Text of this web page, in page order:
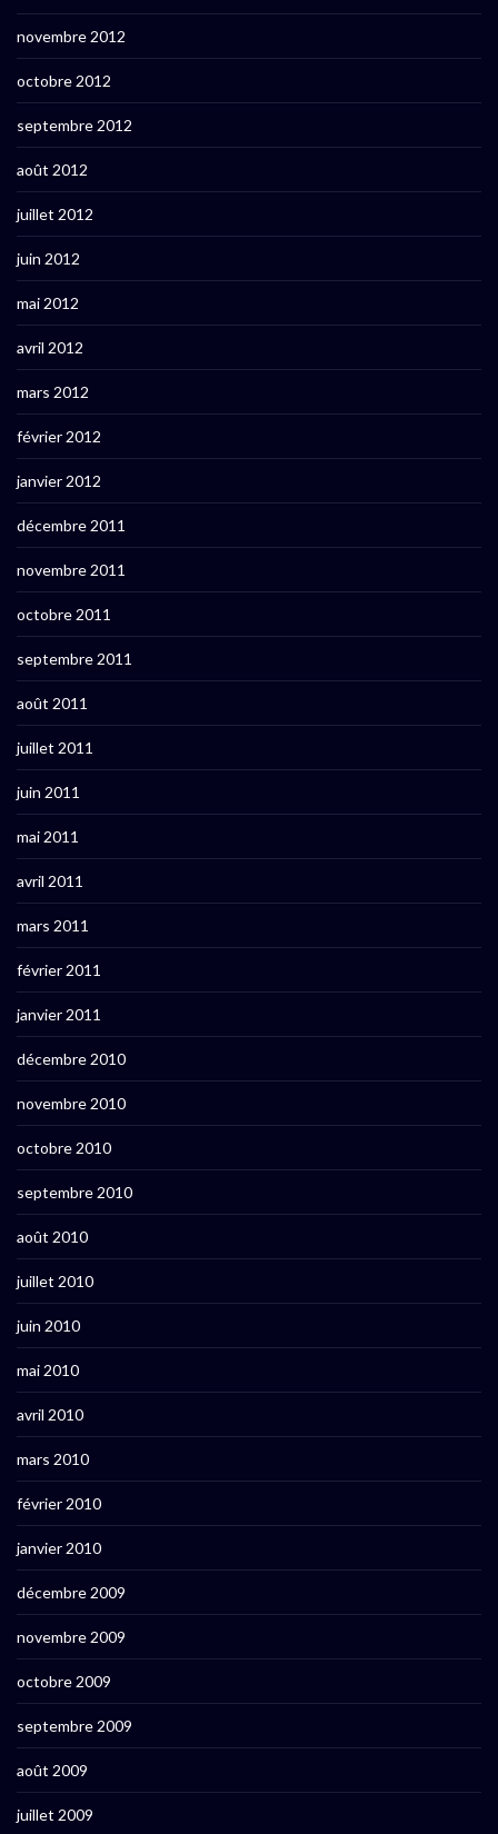
novembre 2012
octobre 2012
septembre 2012
août 2012
juillet 2012
juin 2012
mai 2012
avril 2012
mars 2012
février 2012
janvier 2012
décembre 2011
novembre 2011
octobre 2011
septembre 2011
août 2011
juillet 2011
juin 2011
mai 2011
avril 2011
mars 2011
février 2011
janvier 2011
décembre 2010
novembre 2010
octobre 2010
septembre 2010
août 2010
juillet 2010
juin 2010
mai 2010
avril 2010
mars 2010
février 2010
janvier 2010
décembre 2009
novembre 2009
octobre 2009
septembre 2009
août 2009
juillet 2009